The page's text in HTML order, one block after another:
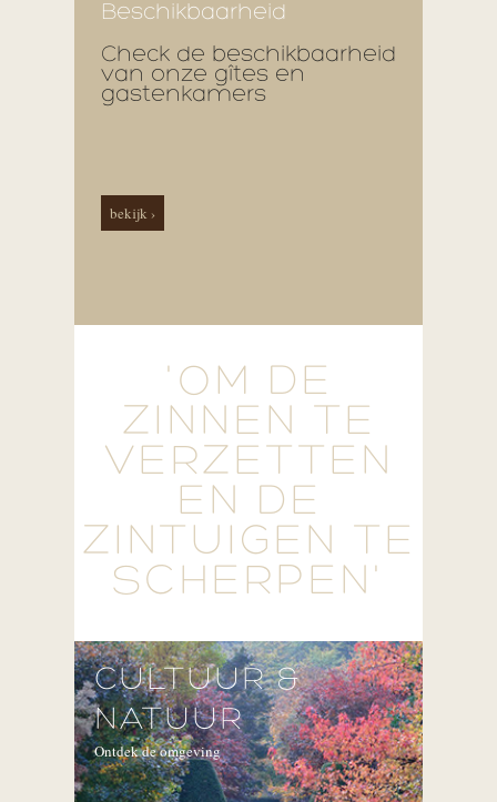
Beschikbaarheid
Check de beschikbaarheid
van onze gîtes en
gastenkamers
bekijk ›
'OM DE
ZINNEN TE
VERZETTEN
EN DE
ZINTUIGEN TE
SCHERPEN'
CULTUUR &
NATUUR
Ontdek de omgeving